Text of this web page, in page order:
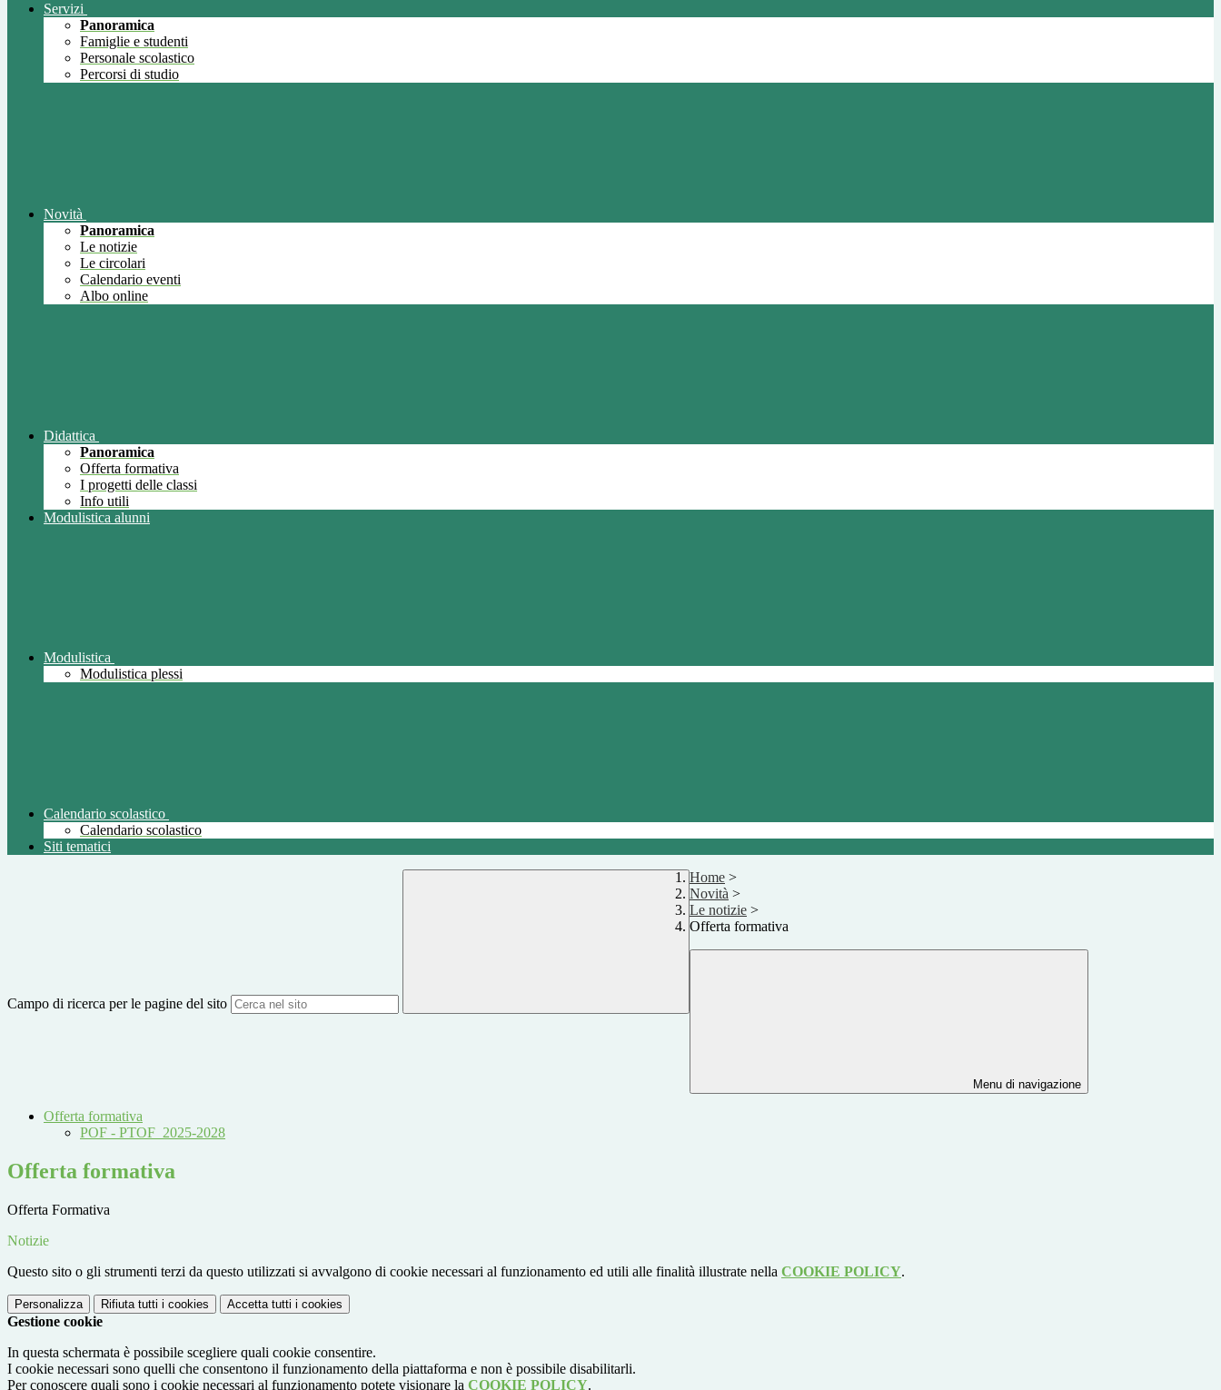
Servizi
Panoramica
Famiglie e studenti
Personale scolastico
Percorsi di studio
Novità
Panoramica
Le notizie
Le circolari
Calendario eventi
Albo online
Didattica
Panoramica
Offerta formativa
I progetti delle classi
Info utili
Modulistica alunni
Modulistica
Modulistica plessi
Calendario scolastico
Calendario scolastico
Siti tematici
Campo di ricerca per le pagine del sito
Home >
Novità >
Le notizie >
Offerta formativa
Menu di navigazione
Offerta formativa
POF - PTOF_2025-2028
Offerta formativa
Offerta Formativa
Notizie
Questo sito o gli strumenti terzi da questo utilizzati si avvalgono di cookie necessari al funzionamento ed utili alle finalità illustrate nella COOKIE POLICY.
Personalizza Rifiuta tutti i cookies Accetta tutti i cookies
Gestione cookie
In questa schermata è possibile scegliere quali cookie consentire.
I cookie necessari sono quelli che consentono il funzionamento della piattaforma e non è possibile disabilitarli.
Per conoscere quali sono i cookie necessari al funzionamento potete visionare la COOKIE POLICY.